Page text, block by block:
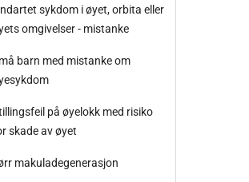
sykdom i øyet, orbita eller
omgivelser - mistanke
barn med mistanke om
på øyelokk med risiko
skade av øyet
makuladegenerasjon